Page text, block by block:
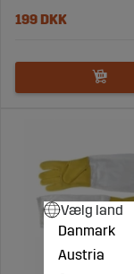
199 DKK
Vælg land
Danmark
Austria